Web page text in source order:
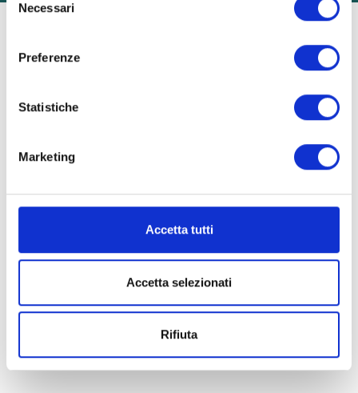
delNecessari
Preferenze
Statistiche
Marketing
Accetta tutti
Accetta selezionati
Rifiuta